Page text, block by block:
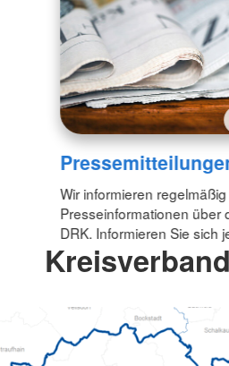
Wir informieren
Presseinformationen über
DRK. Informieren Sie sich